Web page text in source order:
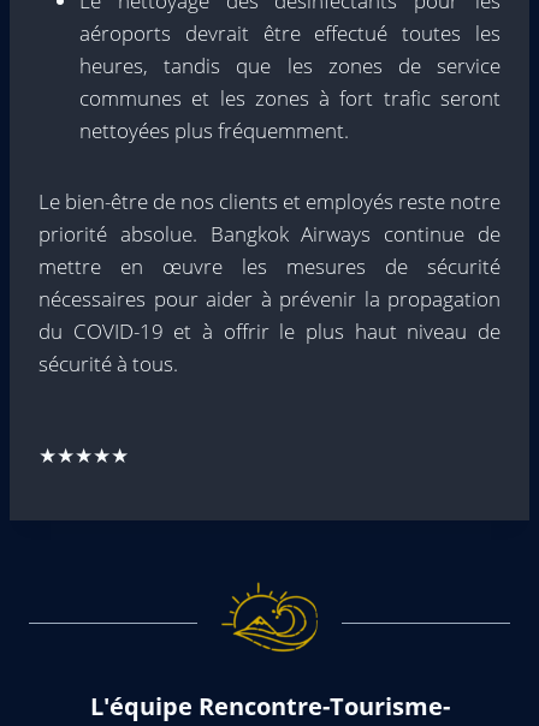
aéroports devrait être effectué toutes les
heures, tandis que les zones de service
communes et les zones à fort trafic seront
nettoyées plus fréquemment.
Le bien-être de nos clients et employés reste notre
priorité absolue. Bangkok Airways continue de
mettre en œuvre les mesures de sécurité
nécessaires pour aider à prévenir la propagation
du COVID-19 et à offrir le plus haut niveau de
sécurité à tous.
★★★★★
L'équipe Rencontre-Tourisme-